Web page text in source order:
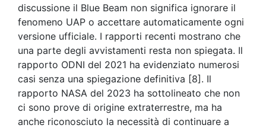
discussione il Blue Beam non significa ignorare il
fenomeno UAP o accettare automaticamente ogni
versione ufficiale. I rapporti recenti mostrano che
una parte degli avvistamenti resta non spiegata. Il
rapporto ODNI del 2021 ha evidenziato numerosi
casi senza una spiegazione definitiva [8]. Il
rapporto NASA del 2023 ha sottolineato che non
ci sono prove di origine extraterrestre, ma ha
anche riconosciuto la necessità di continuare a